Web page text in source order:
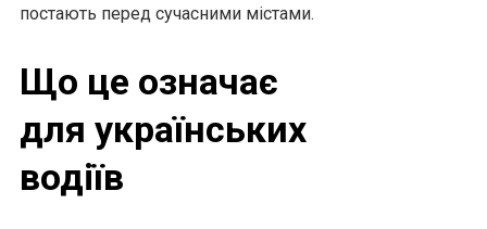
постають перед сучасними містами.
Що це означає
для українських
водіїв